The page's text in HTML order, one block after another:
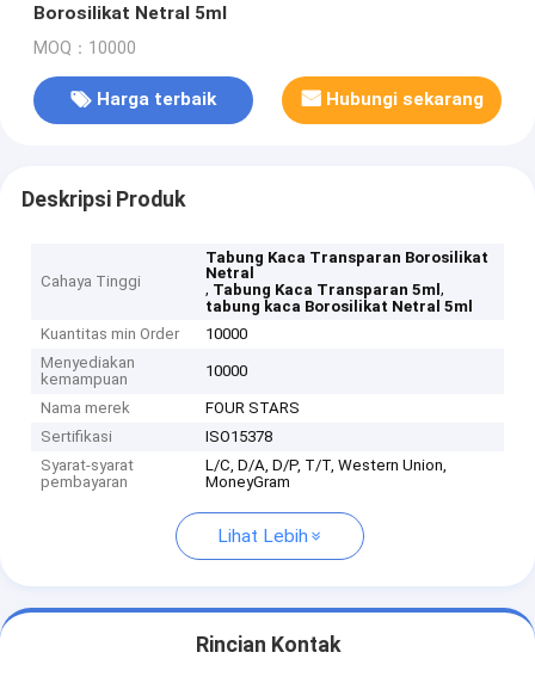
Borosilikat Netral 5ml
MOQ：10000
Harga terbaik Hubungi sekarang
Deskripsi Produk
Cahaya Tinggi
Tabung Kaca Transparan Borosilikat
Netral
, Tabung Kaca Transparan 5ml,
tabung kaca Borosilikat Netral 5ml
Kuantitas min Order
10000
Menyediakan
kemampuan
10000
Nama merek
FOUR STARS
Sertifikasi
ISO15378
Syarat-syarat
pembayaran
L/C, D/A, D/P, T/T, Western Union,
MoneyGram
Lihat Lebih
Rincian Kontak